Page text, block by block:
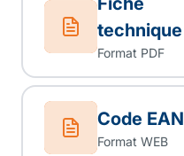
technique
Format PDF
Code EAN
Format WEB